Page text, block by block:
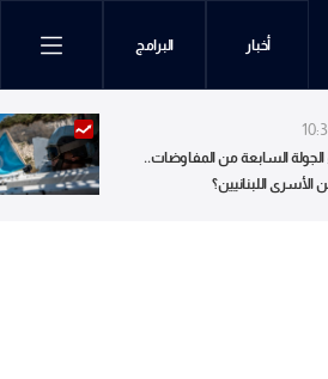
أخبار البرامج
الجولة السابعة من المفاوضات..
الأسرى اللبنانيين؟